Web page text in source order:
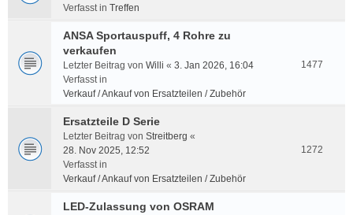
Verfasst in Treffen
ANSA Sportauspuff, 4 Rohre zu
verkaufen
Letzter Beitrag von Willi « 3. Jan 2026, 16:04
Verfasst in
Verkauf / Ankauf von Ersatzteilen / Zubehör
1477
Ersatzteile D Serie
Letzter Beitrag von Streitberg «
28. Nov 2025, 12:52
Verfasst in
Verkauf / Ankauf von Ersatzteilen / Zubehör
1272
LED-Zulassung von OSRAM